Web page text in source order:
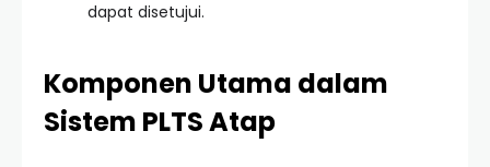
dapat disetujui.
Komponen Utama dalam
Sistem PLTS Atap